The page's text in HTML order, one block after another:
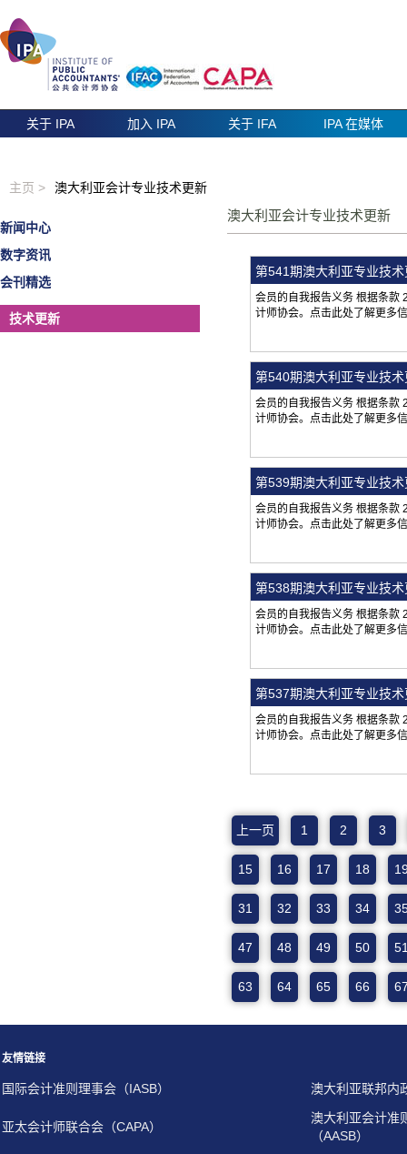
关于 IPA 加入 IPA 关于 IFA IPA 在媒体
主页 > 澳大利亚会计专业技术更新
新闻中心
数字资讯
会刊精选
技术更新
澳大利亚会计专业技术更新
第541期澳大利亚专业技
会员的自我报告义务 根据条款
计师协会。点击此处了解更多
第540期澳大利亚专业技
会员的自我报告义务 根据条款
计师协会。点击此处了解更多
第539期澳大利亚专业技
会员的自我报告义务 根据条款
计师协会。点击此处了解更多
第538期澳大利亚专业技
会员的自我报告义务 根据条款
计师协会。点击此处了解更多
第537期澳大利亚专业技
会员的自我报告义务 根据条款
计师协会。点击此处了解更多
上一页 1 2 3
15 16 17 18
31 32 33 34
47 48 49 50
63 64 65 66
友情链接
国际会计准则理事会（IASB） 澳大利亚联邦内
亚太会计师联合会（CAPA）
澳大利亚会计准
（AASB）